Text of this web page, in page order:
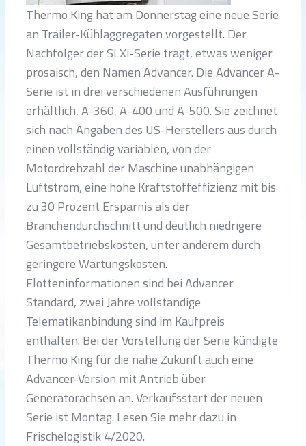
Thermo King hat am Donnerstag eine neue Serie
an Trailer-Kühlaggregaten vorgestellt. Der
Nachfolger der SLXi-Serie trägt, etwas weniger
prosaisch, den Namen Advancer. Die Advancer A-
Serie ist in drei verschiedenen Ausführungen
erhältlich, A-360, A-400 und A-500. Sie zeichnet
sich nach Angaben des US-Herstellers aus durch
einen vollständig variablen, von der
Motordrehzahl der Maschine unabhängigen
Luftstrom, eine hohe Kraftstoffeffizienz mit bis
zu 30 Prozent Ersparnis als der
Branchendurchschnitt und deutlich niedrigere
Gesamtbetriebskosten, unter anderem durch
geringere Wartungskosten.
Flotteninformationen sind bei Advancer
Standard, zwei Jahre vollständige
Telematikanbindung sind im Kaufpreis
enthalten. Bei der Vorstellung der Serie kündigte
Thermo King für die nahe Zukunft auch eine
Advancer-Version mit Antrieb über
Generatorachsen an. Verkaufsstart der neuen
Serie ist Montag. Lesen Sie mehr dazu in
Frischelogistik 4/2020.